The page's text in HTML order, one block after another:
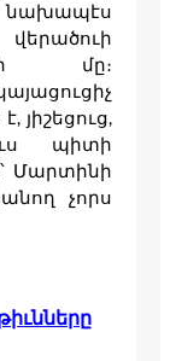
մը։
յիշեցուց,
պիտի
Մարտինի
չորս